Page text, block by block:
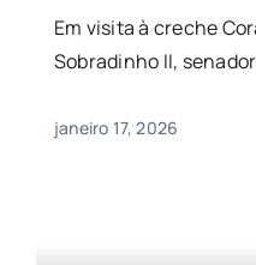
Em visita à creche
Sobradinho II,
janeiro 17, 2026